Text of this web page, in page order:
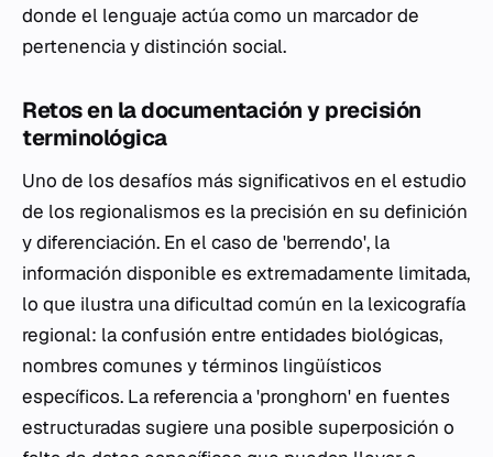
donde el lenguaje actúa como un marcador de
pertenencia y distinción social.
Retos en la documentación y precisión
terminológica
Uno de los desafíos más significativos en el estudio
de los regionalismos es la precisión en su definición
y diferenciación. En el caso de 'berrendo', la
información disponible es extremadamente limitada,
lo que ilustra una dificultad común en la lexicografía
regional: la confusión entre entidades biológicas,
nombres comunes y términos lingüísticos
específicos. La referencia a 'pronghorn' en fuentes
estructuradas sugiere una posible superposición o